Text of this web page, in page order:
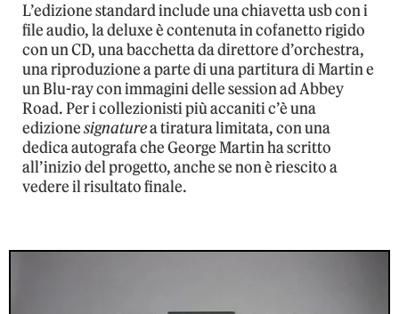
L’edizione standard include una chiavetta usb con i
file audio, la deluxe è contenuta in cofanetto rigido
con un CD, una bacchetta da direttore d’orchestra,
una riproduzione a parte di una partitura di Martin e
un Blu-ray con immagini delle session ad Abbey
Road. Per i collezionisti più accaniti c’è una
edizionesignaturea tiratura limitata, con una
dedica autografa che George Martin ha scritto
all’inizio del progetto, anche se non è riescito a
vedere il risultato finale.